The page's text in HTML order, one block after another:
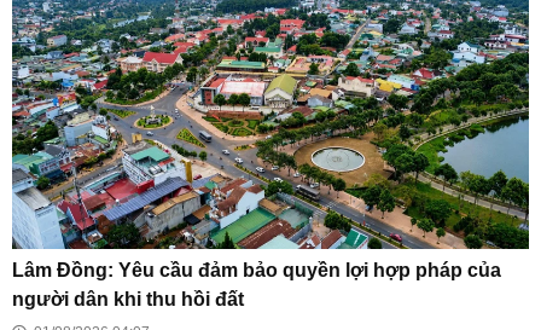
TPHCM khơi thông hạ tầng công nghiệp trọng điểm để
bứt phá kinh tế biển